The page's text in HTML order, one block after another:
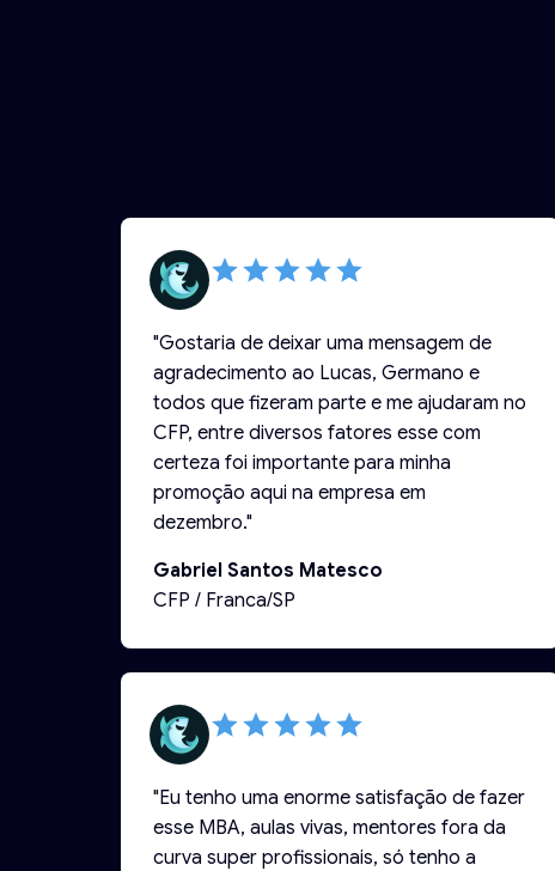
"Gostaria de deixar uma mensagem de
agradecimento ao Lucas, Germano e
todos que fizeram parte e me ajudaram no
CFP, entre diversos fatores esse com
certeza foi importante para minha
promoção aqui na empresa em
dezembro."
Gabriel Santos Matesco
CFP / Franca/SP
"Eu tenho uma enorme satisfação de fazer
esse MBA, aulas vivas, mentores fora da
curva super profissionais, só tenho a